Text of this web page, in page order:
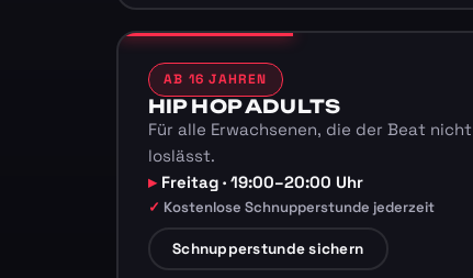
AB 16 JAHREN
HIP HOP ADULTS
Für alle Erwachsenen, die der Beat nicht
loslässt.
Freitag · 19:00–20:00 Uhr
Kostenlose Schnupperstunde jederzeit
Schnupperstunde sichern